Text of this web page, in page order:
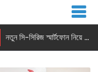
নতুন সি-সিরিজ স্মার্টফোন নিয়ে আসছে রিয়েলমি